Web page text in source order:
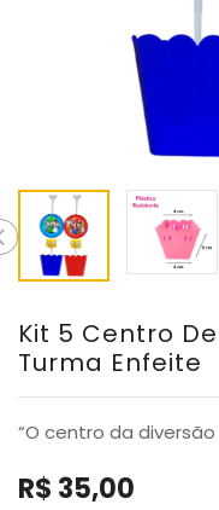
Kit 5 Centro
Turma Enfeite
“O centro da
R$ 35,00